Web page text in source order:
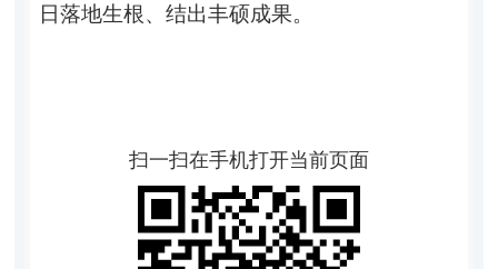
日落地生根、结出丰硕成果。
扫一扫在手机打开当前页面